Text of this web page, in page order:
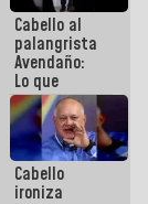
Cabello al
palangrista
Avendaño:
Lo que
vayas a
escribir
hazlo hoy
por que no
sabemos si
la semana
Cabello
ironiza